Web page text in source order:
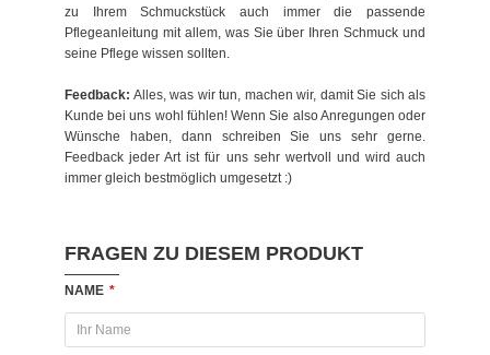
FRAGEN ZU DIESEM PRODUKT
NAME *
zu Ihrem Schmuckstück auch immer die passende
Pflegeanleitung mit allem, was Sie über Ihren Schmuck und
seine Pflege wissen sollten.
Feedback: Alles, was wir tun, machen wir, damit Sie sich als
Kunde bei uns wohl fühlen! Wenn Sie also Anregungen oder
Wünsche haben, dann schreiben Sie uns sehr gerne.
Feedback jeder Art ist für uns sehr wertvoll und wird auch
immer gleich bestmöglich umgesetzt :)